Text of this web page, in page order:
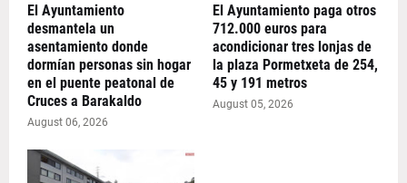
El Ayuntamiento
desmantela un
asentamiento donde
dormían personas sin hogar
en el puente peatonal de
Cruces a Barakaldo
August 06, 2026
El Ayuntamiento paga otros
712.000 euros para
acondicionar tres lonjas de
la plaza Pormetxeta de 254,
45 y 191 metros
August 05, 2026